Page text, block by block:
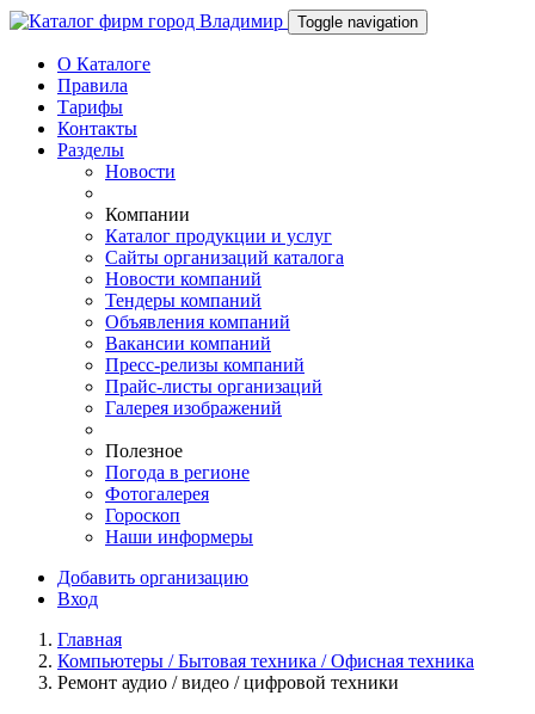
Toggle navigation
О Каталоге
Правила
Тарифы
Контакты
Разделы
Новости
Компании
Каталог продукции и услуг
Сайты организаций каталога
Новости компаний
Тендеры компаний
Объявления компаний
Вакансии компаний
Пресс-релизы компаний
Прайс-листы организаций
Галерея изображений
Полезное
Погода в регионе
Фотогалерея
Гороскоп
Наши информеры
Добавить организацию
Вход
Главная
Компьютеры / Бытовая техника / Офисная техника
Ремонт аудио / видео / цифровой техники